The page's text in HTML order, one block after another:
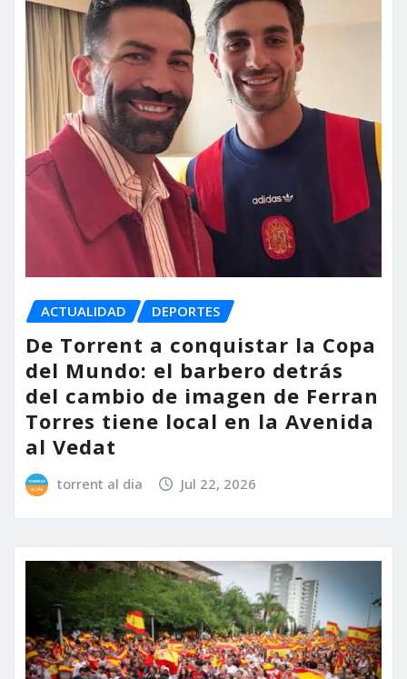
ACTUALIDAD DEPORTES
De Torrent a conquistar la Copa
del Mundo: el barbero detrás
del cambio de imagen de Ferran
Torres tiene local en la Avenida
al Vedat
torrent al dia Jul 22, 2026